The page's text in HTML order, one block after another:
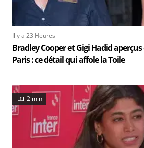
Il y a 23 Heures
Bradley Cooper et Gigi Hadid
Paris : ce détail qui affole la Toile
2 min